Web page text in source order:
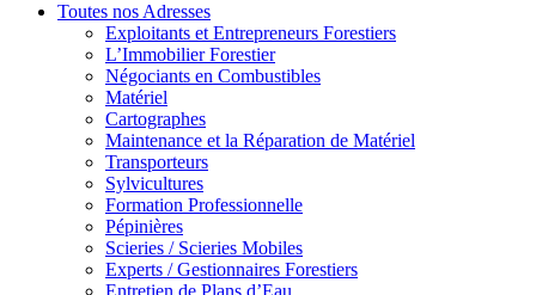
Toutes nos Adresses
Exploitants et Entrepreneurs Forestiers
L’Immobilier Forestier
Négociants en Combustibles
Matériel
Cartographes
Maintenance et la Réparation de Matériel
Transporteurs
Sylvicultures
Formation Professionnelle
Pépinières
Scieries / Scieries Mobiles
Experts / Gestionnaires Forestiers
Entretien de Plans d’Eau